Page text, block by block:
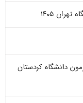
۱۴۰۵
دانشگاه کردستان